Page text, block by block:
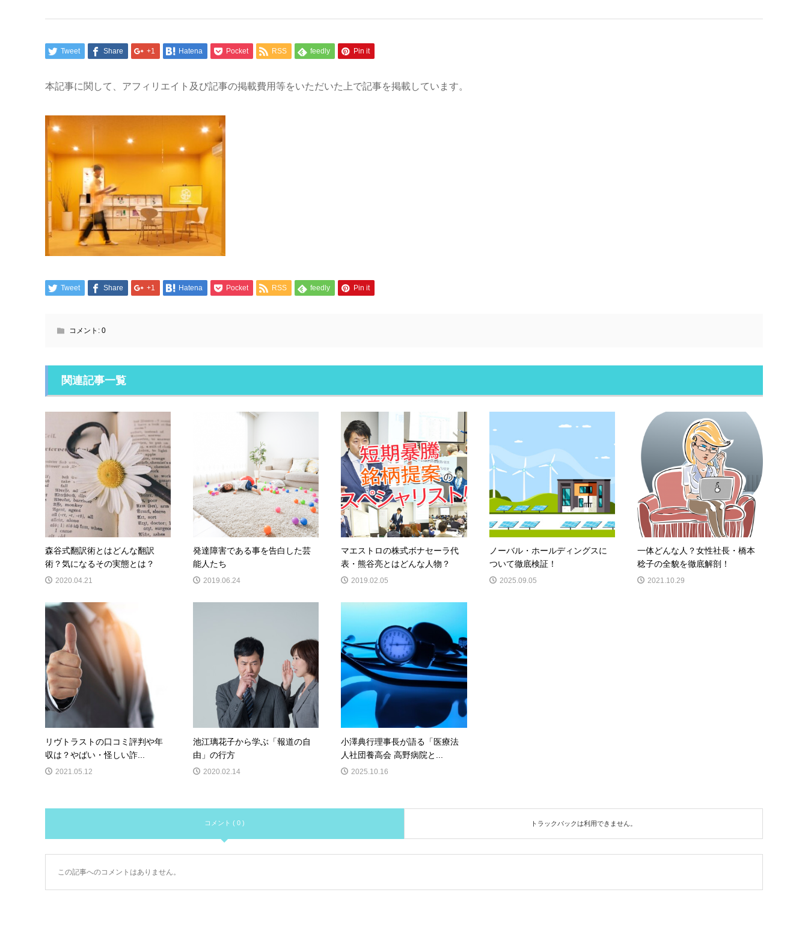
Tweet Share +1 Hatena Pocket RSS feedly Pin it
本記事に関して、アフィリエイト及び記事の掲載費用等をいただいた上で記事を掲載しています。
Tweet Share +1 Hatena Pocket RSS feedly Pin it
コメント: 0
関連記事一覧
森谷式翻訳術とはどんな翻訳
術？気になるその実態とは？
2020.04.21
発達障害である事を告白した芸
能人たち
2019.06.24
マエストロの株式ボナセーラ代
表・熊谷亮とはどんな人物？
2019.02.05
ノーバル・ホールディングスに
ついて徹底検証！
2025.09.05
一体どんな人？女性社長・橋本
稔子の全貌を徹底解剖！
2021.10.29
リヴトラストの口コミ評判や年
収は？やばい・怪しい詐...
2021.05.12
池江璃花子から学ぶ「報道の自
由」の行方
2020.02.14
小澤典行理事長が語る「医療法
人社団養高会 高野病院と...
2025.10.16
コメント ( 0 ) トラックバックは利用できません。
この記事へのコメントはありません。